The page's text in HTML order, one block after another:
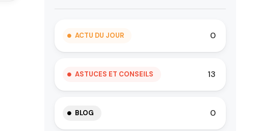
ACTU DU JOUR 0
ASTUCES ET CONSEILS 13
BLOG 0